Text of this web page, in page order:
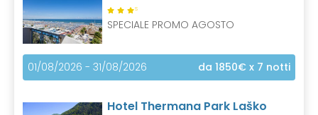
S
SPECIALE PROMO AGOSTO
01/08/2026 - 31/08/2026 da 1850€ x 7 notti
Hotel Thermana Park Laško